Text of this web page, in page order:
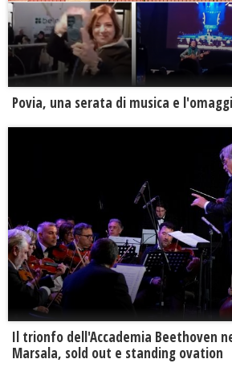
Povia, una serata di musica e
Il trionfo dell'Accademia Beethoven
Marsala, sold out e standing ovation